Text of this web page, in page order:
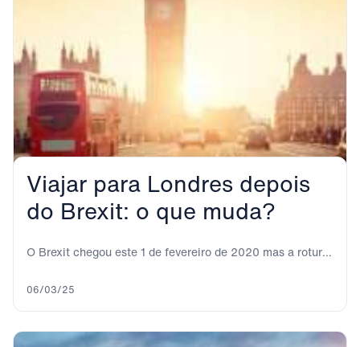
Viajar para Londres depois
do Brexit: o que muda?
O Brexit chegou este 1 de fevereiro de 2020 mas a rotura
06/03/25